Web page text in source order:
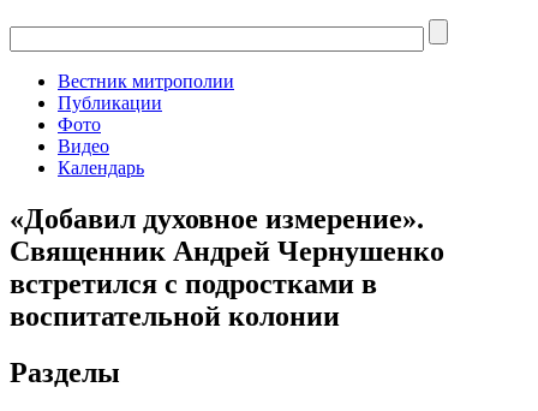
Вестник митрополии
Публикации
Фото
Видео
Календарь
«Добавил духовное измерение».
Священник Андрей Чернушенко
встретился с подростками в
воспитательной колонии
Разделы